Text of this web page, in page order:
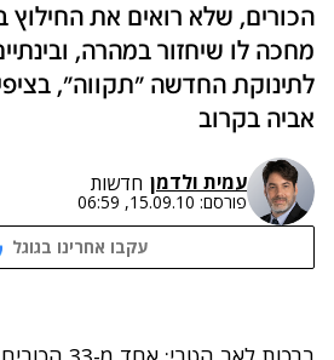
הכורים, שלא רואים את
מחכה לו שיחזור במהרה,
לתינוקת החדשה "תקווה",
אביה בקרוב
עמית ולדמן חדשות
פורסם: 15.09.10, 06:59
עקבו אחרינו בגוגל
נתקלנו בבעיה